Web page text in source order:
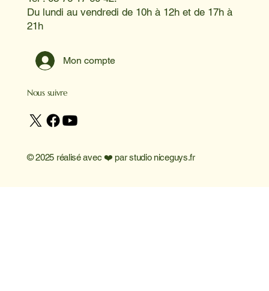
Du lundi au vendredi de 10h à 12h et de 17h à
21h
Mon compte
Nous suivre
© 2025 réalisé avec ❤️ parstudio niceguys.fr